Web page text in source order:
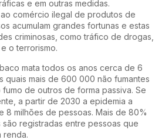
e em outras medidas.
comércio ilegal de produtos de
acumulam grandes fortunas e estas
criminosas, como tráfico de drogas,
o terrorismo.
mata todos os anos cerca de 6
quais mais de 600 000 não fumantes
de outros de forma passiva. Se
a partir de 2030 a epidemia a
8 milhões de pessoas. Mais de 80%
registradas entre pessoas que
renda.